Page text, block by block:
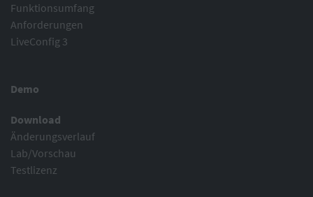
Funktionsumfang
Anforderungen
LiveConfig 3
Demo
Download
Änderungsverlauf
Lab/Vorschau
Testlizenz